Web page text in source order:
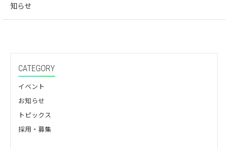
知らせ
CATEGORY
イベント
お知らせ
トピックス
採用・募集